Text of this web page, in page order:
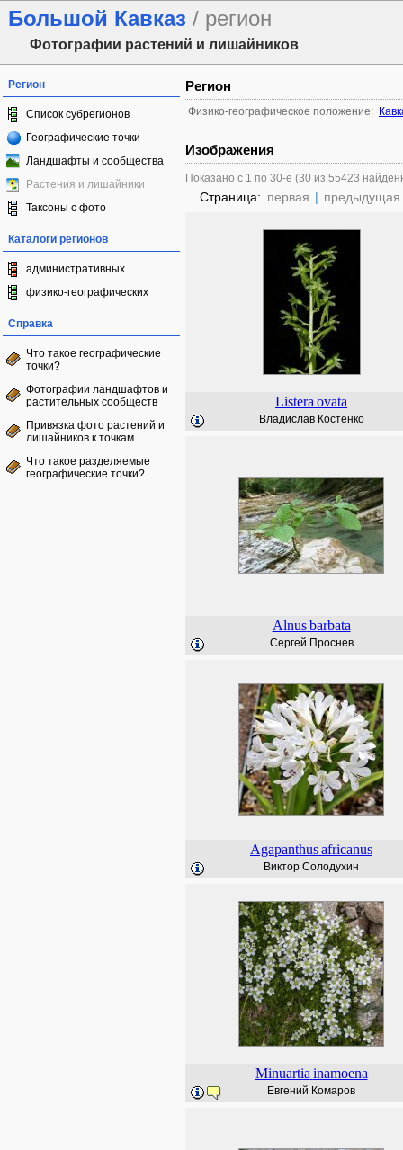
Большой Кавказ / регион
Фотографии растений и лишайников
Регион
Список субрегионов
Географические точки
Ландшафты и сообщества
Растения и лишайники
Таксоны с фото
Каталоги регионов
административных
физико-географических
Справка
Что такое географические
точки?
Фотографии ландшафтов и
растительных сообществ
Привязка фото растений и
лишайников к точкам
Что такое разделяемые
географические точки?
Регион
Физико-географическое положение:
Изображения
Показано с 1 по 30-е (30 из 55423
Страница: первая | предыдущая
Listera ovata
Владислав Костенко
Alnus barbata
Сергей Проснев
Agapanthusafricanus
Виктор Солодухин
Minuartia inamoena
Евгений Комаров